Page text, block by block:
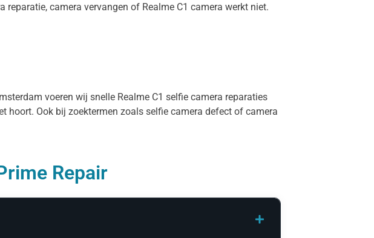
camera vervangen of Realme C1 camera werkt niet.
voeren wij snelle Realme C1 selfie camera reparaties
hoort. Ook bij zoektermen zoals selfie camera defect of camera
Repair